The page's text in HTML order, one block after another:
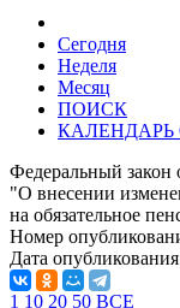
Сегодня
Неделя
Месяц
ПОИСК
Федеральный
"О внесении
на обязательное
Номер
Дата
1 10 20 50 ВСЕ